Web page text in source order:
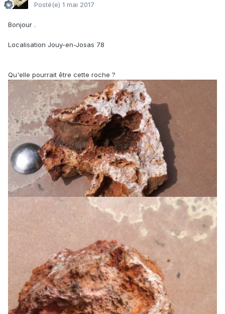
Posté(e) 1 mai 2017
Bonjour .
Localisation Jouy-en-Josas 78
Qu'elle pourrait être cette roche ?